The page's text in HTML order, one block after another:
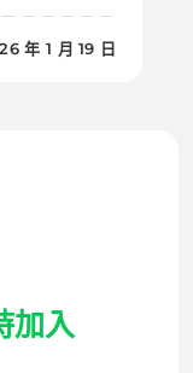
年 1 月 19 日
加入